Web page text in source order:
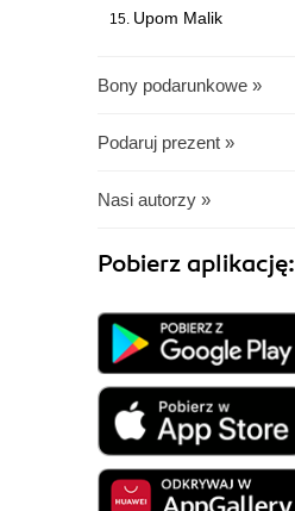
Upom Malik
Bony podarunkowe »
Podaruj prezent »
Nasi autorzy »
Pobierz aplikację: